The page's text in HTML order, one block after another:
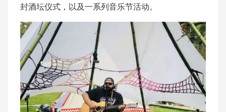
封酒坛仪式，以及一系列音乐节活动。